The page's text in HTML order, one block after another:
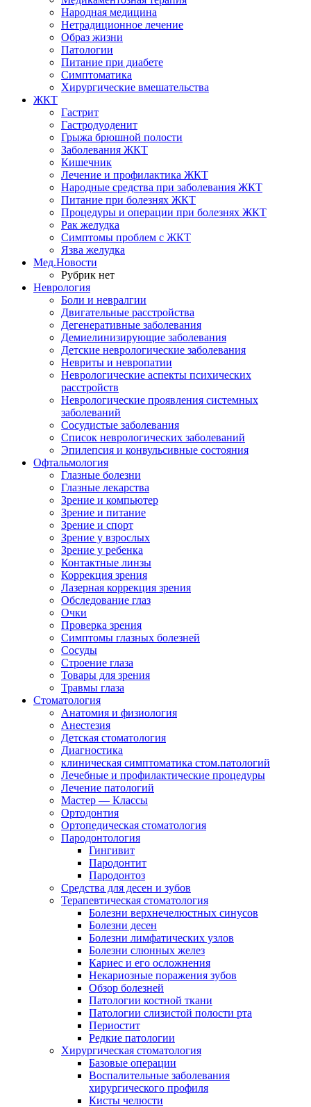
Народная медицина
Нетрадиционное лечение
Образ жизни
Патологии
Питание при диабете
Симптоматика
Хирургические вмешательства
ЖКТ
Гастрит
Гастродуоденит
Грыжа брюшной полости
Заболевания ЖКТ
Кишечник
Лечение и профилактика ЖКТ
Народные средства при заболевания ЖКТ
Питание при болезнях ЖКТ
Процедуры и операции при болезнях ЖКТ
Рак желудка
Симптомы проблем с ЖКТ
Язва желудка
Мед.Новости
Рубрик нет
Неврология
Боли и невралгии
Двигательные расстройства
Дегенеративные заболевания
Демиелинизирующие заболевания
Детские неврологические заболевания
Невриты и невропатии
Неврологические аспекты психических
расстройств
Неврологические проявления системных
заболеваний
Сосудистые заболевания
Список неврологических заболеваний
Эпилепсия и конвульсивные состояния
Офтальмология
Глазные болезни
Глазные лекарства
Зрение и компьютер
Зрение и питание
Зрение и спорт
Зрение у взрослых
Зрение у ребенка
Контактные линзы
Коррекция зрения
Лазерная коррекция зрения
Обследование глаз
Очки
Проверка зрения
Симптомы глазных болезней
Сосуды
Строение глаза
Товары для зрения
Травмы глаза
Стоматология
Анатомия и физиология
Анестезия
Детская стоматология
Диагностика
клиническая симптоматика стом.патологий
Лечебные и профилактические процедуры
Лечение патологий
Мастер — Классы
Ортодонтия
Ортопедическая стоматология
Пародонтология
Гингивит
Пародонтит
Пародонтоз
Средства для десен и зубов
Терапевтическая стоматология
Болезни верхнечелюстных синусов
Болезни десен
Болезни лимфатических узлов
Болезни слюнных желез
Кариес и его осложнения
Некариозные поражения зубов
Обзор болезней
Патологии костной ткани
Патологии слизистой полости рта
Периостит
Редкие патологии
Хирургическая стоматология
Базовые операции
Воспалительные заболевания
хирургического профиля
Кисты челюсти